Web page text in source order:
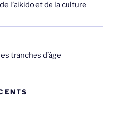
l’aikido et de la culture
tranches d’âge